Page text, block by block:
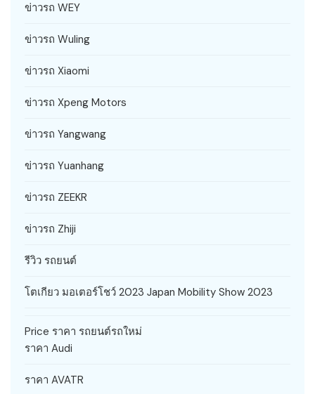
ข่าวรถ WEY
ข่าวรถ Wuling
ข่าวรถ Xiaomi
ข่าวรถ Xpeng Motors
ข่าวรถ Yangwang
ข่าวรถ Yuanhang
ข่าวรถ ZEEKR
ข่าวรถ Zhiji
รีวิว รถยนต์
โตเกียว มอเตอร์โชว์ 2023 Japan Mobility Show 2023
Price ราคา รถยนต์รถใหม่
ราคา Audi
ราคา AVATR